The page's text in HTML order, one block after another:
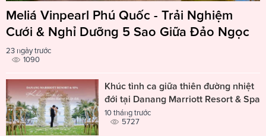
Meliá Vinpearl Phú Quốc - Trải Nghiệm
Cưới & Nghỉ Dưỡng 5 Sao Giữa Đảo Ngọc
23 ngày trước
1090
Khúc tình ca giữa thiên đường nhiệt
đới tại Danang Marriott Resort & Spa
10 tháng trước
5727